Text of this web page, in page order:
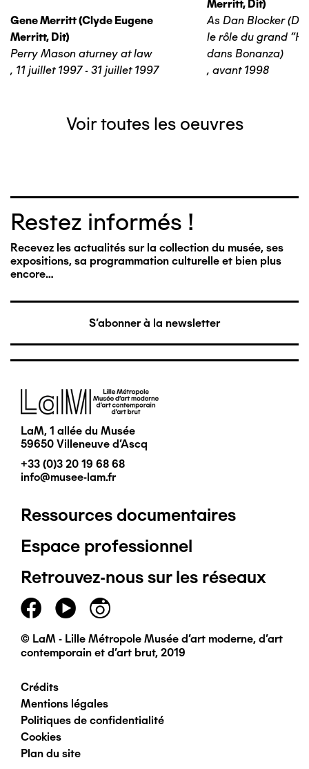
Gene Merritt (clyde Eugene
Merritt, Dit)
Perry Mason aturney at law
, 11 juillet 1997 - 31 juillet 1997
Merritt, Dit)
As Dan Blocker
le rôle du grand
dans Bonanza)
, avant 1998
Voir toutes les oeuvres
Restez informés !
Recevez les actualités sur la collection du musée, ses
expositions, sa programmation culturelle et bien plus
encore…
S'abonner à la newsletter
Image
LaM, 1 allée du Musée
59650 Villeneuve d'Ascq
+33 (0)3 20 19 68 68
info@musee-lam.fr
Pied
de
page
principal
Ressources documentaires
Espace professionnel
Retrouvez-nous sur les réseaux
© LaM - Lille Métropole Musée d'art moderne, d'art
contemporain et d'art brut, 2019
Pied
de
Crédits
Mentions légales
Politiques de confidentialité
Cookies
Plan du site